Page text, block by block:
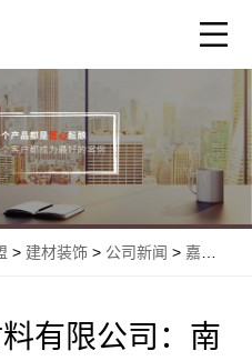
> 建材装饰> 公司新闻 > 嘉兴锦居装饰材料有限公司：南湖区小户型装..
有限公司：南